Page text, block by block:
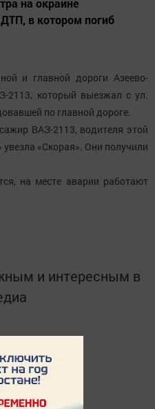
на окраине
в котором погиб
и главной дороги Азеево-
2113, который выезжал с ул.
по главной дороге.
ВАЗ-2113, водителя этой
«Скорая». Они получили
на месте аварии работают
и интересным в
в
MАХ: